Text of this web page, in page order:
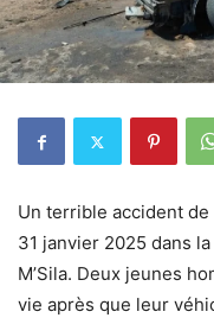
Un terrible accident
31 janvier 2025 dans
M’Sila. Deux jeunes
vie après que leur